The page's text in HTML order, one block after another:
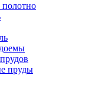
полотно
пруды